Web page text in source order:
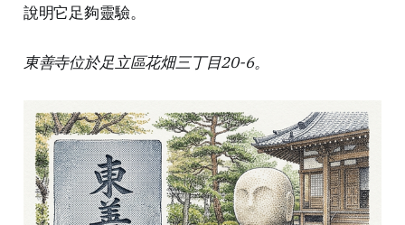
說明它足夠靈驗。
東善寺位於足立區花畑三丁目20-6。